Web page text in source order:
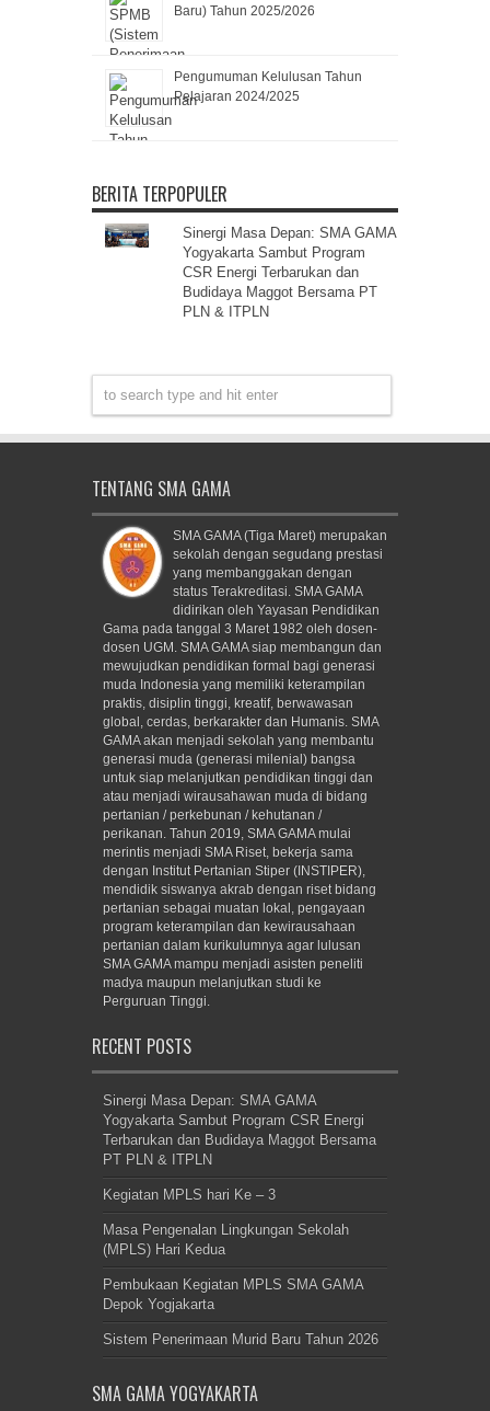
Baru) Tahun 2025/2026
Pengumuman Kelulusan Tahun
Pelajaran 2024/2025
BERITA TERPOPULER
Sinergi Masa Depan: SMA GAMA
Yogyakarta Sambut Program
CSR Energi Terbarukan dan
Budidaya Maggot Bersama PT
PLN & ITPLN
TENTANG SMA GAMA
SMA GAMA (Tiga Maret) merupakan
sekolah dengan segudang prestasi
yang membanggakan dengan
status Terakreditasi. SMA GAMA
didirikan oleh Yayasan Pendidikan
Gama pada tanggal 3 Maret 1982 oleh dosen-
dosen UGM. SMA GAMA siap membangun dan
mewujudkan pendidikan formal bagi generasi
muda Indonesia yang memiliki keterampilan
praktis, disiplin tinggi, kreatif, berwawasan
global, cerdas, berkarakter dan Humanis. SMA
GAMA akan menjadi sekolah yang membantu
generasi muda (generasi milenial) bangsa
untuk siap melanjutkan pendidikan tinggi dan
atau menjadi wirausahawan muda di bidang
pertanian / perkebunan / kehutanan /
perikanan. Tahun 2019, SMA GAMA mulai
merintis menjadi SMA Riset, bekerja sama
dengan Institut Pertanian Stiper (INSTIPER),
mendidik siswanya akrab dengan riset bidang
pertanian sebagai muatan lokal, pengayaan
program keterampilan dan kewirausahaan
pertanian dalam kurikulumnya agar lulusan
SMA GAMA mampu menjadi asisten peneliti
madya maupun melanjutkan studi ke
Perguruan Tinggi.
RECENT POSTS
Sinergi Masa Depan: SMA GAMA
Yogyakarta Sambut Program CSR Energi
Terbarukan dan Budidaya Maggot Bersama
PT PLN & ITPLN
Kegiatan MPLS hari Ke – 3
Masa Pengenalan Lingkungan Sekolah
(MPLS) Hari Kedua
Pembukaan Kegiatan MPLS SMA GAMA
Depok Yogjakarta
Sistem Penerimaan Murid Baru Tahun 2026
SMA GAMA YOGYAKARTA